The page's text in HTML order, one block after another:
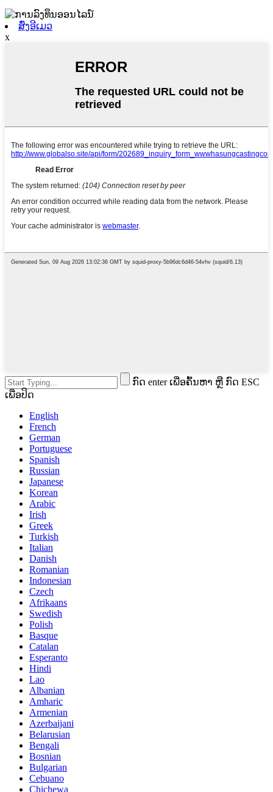
ສົ່ງອີເມວ
x
ກົດ enter ເພື່ອຄົ້ນຫາ ຫຼື ກົດ ESC
ເພື່ອປິດ
English
French
German
Portuguese
Spanish
Russian
Japanese
Korean
Arabic
Irish
Greek
Turkish
Italian
Danish
Romanian
Indonesian
Czech
Afrikaans
Swedish
Polish
Basque
Catalan
Esperanto
Hindi
Lao
Albanian
Amharic
Armenian
Azerbaijani
Belarusian
Bengali
Bosnian
Bulgarian
Cebuano
Chichewa